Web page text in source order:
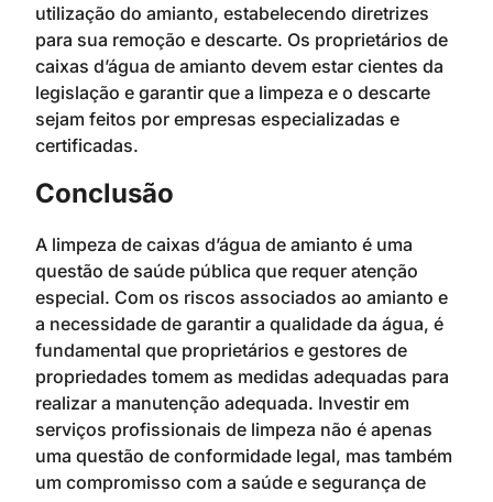
utilização do amianto, estabelecendo diretrizes
para sua remoção e descarte. Os proprietários de
caixas d’água de amianto devem estar cientes da
legislação e garantir que a limpeza e o descarte
sejam feitos por empresas especializadas e
certificadas.
Conclusão
A limpeza de caixas d’água de amianto é uma
questão de saúde pública que requer atenção
especial. Com os riscos associados ao amianto e
a necessidade de garantir a qualidade da água, é
fundamental que proprietários e gestores de
propriedades tomem as medidas adequadas para
realizar a manutenção adequada. Investir em
serviços profissionais de limpeza não é apenas
uma questão de conformidade legal, mas também
um compromisso com a saúde e segurança de